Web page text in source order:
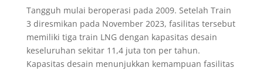
Tangguh mulai beroperasi pada 2009. Setelah Train
3 diresmikan pada November 2023, fasilitas tersebut
memiliki tiga train LNG dengan kapasitas desain
keseluruhan sekitar 11,4 juta ton per tahun.
Kapasitas desain menunjukkan kemampuan fasilitas